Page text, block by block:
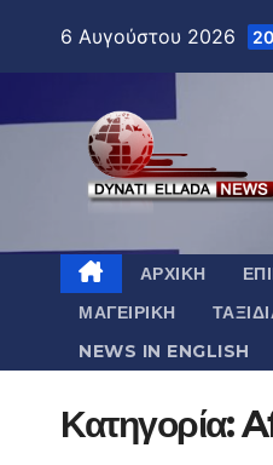
6 Αυγούστου 2026
ΑΡΧΙΚΉ
ΜΑΓΕΙΡΙΚΉ
NEWS IN ENGLISH
Κατηγορία: